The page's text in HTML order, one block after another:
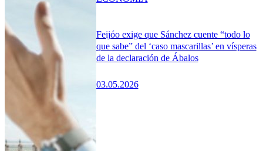
Feijóo exige que Sánchez cuente “todo lo
que sabe” del ‘caso mascarillas’ en vísperas
de la declaración de Ábalos
03.05.2026